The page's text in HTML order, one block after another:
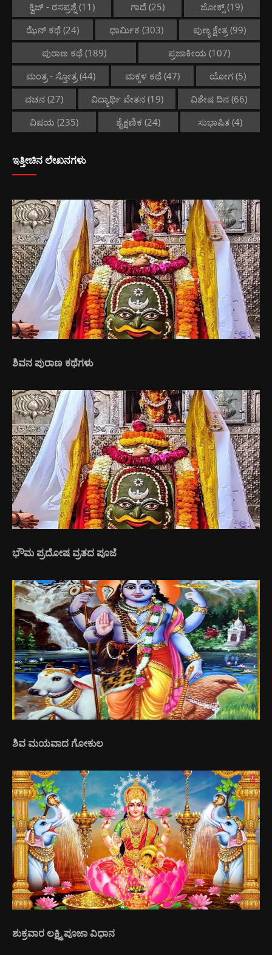
ಕ್ವಿಜ್ - ರಸಪ್ರಶ್ನೆ(11) ಗಾದೆ(25) ಜೋಕ್ಸ್(19)
ಝೆನ್ ಕಥೆ(24) ಧಾರ್ಮಿಕ (303) ಪುಣ್ಯ ಕ್ಷೇತ್ರ(99)
ಪುರಾಣ ಕಥೆ (189) ಪ್ರಜಾಕೀಯ (107)
ಮಂತ್ರ - ಸ್ತೋತ್ರ(44) ಮಕ್ಕಳ ಕಥೆ(47) ಯೋಗ (5)
ವಚನ(27) ವಿದ್ಯಾರ್ಥಿ ವೇತನ(19) ವಿಶೇಷ ದಿನ (66)
ವಿಷಯ (235) ಶೈಕ್ಷಣಿಕ (24) ಸುಭಾಷಿತ (4)
ಇತ್ತೀಚಿನ ಲೇಖನಗಳು
ಶಿವನ ಪುರಾಣ ಕಥೆಗಳು
ಭೌಮ ಪ್ರದೋಷ ವ್ರತದ ಪೂಜೆ
ಶಿವ ಮಯವಾದ ಗೋಕುಲ
ಶುಕ್ರವಾರ ಲಕ್ಷ್ಮಿ ಪೂಜಾ ವಿಧಾನ